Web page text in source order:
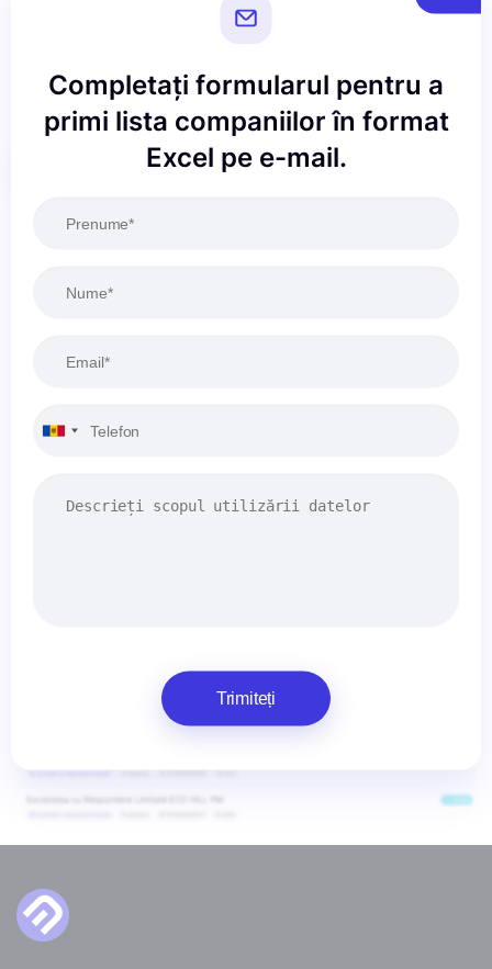
Aplicați
Completați formularul pentru a
primi lista companiilor în format
Excel pe e-mail.
Trimiteți